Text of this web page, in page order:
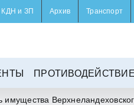
КДН и ЗП Архив Транспорт
имущества